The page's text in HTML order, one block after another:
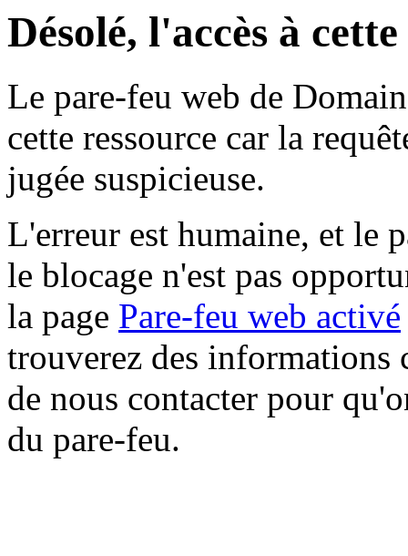
Désolé, l'accès à
Le pare-feu web de
cette ressource car la
jugée suspicieuse.
L'erreur est humaine, et le
le blocage n'est pas
la page Pare-feu web activé
trouverez des informations
de nous contacter pour
du pare-feu.